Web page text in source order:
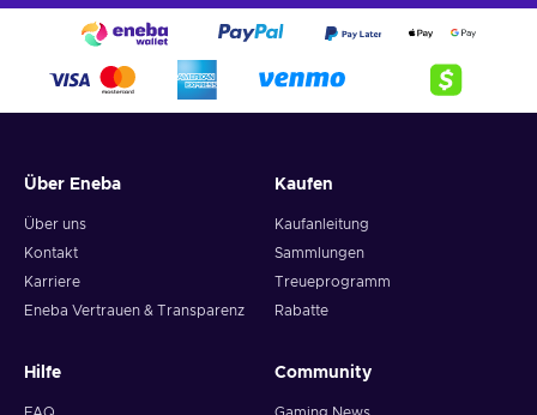
Über Eneba
Über uns
Kontakt
Karriere
Eneba Vertrauen & Transparenz
Kaufen
Kaufanleitung
Sammlungen
Treueprogramm
Rabatte
Hilfe Community